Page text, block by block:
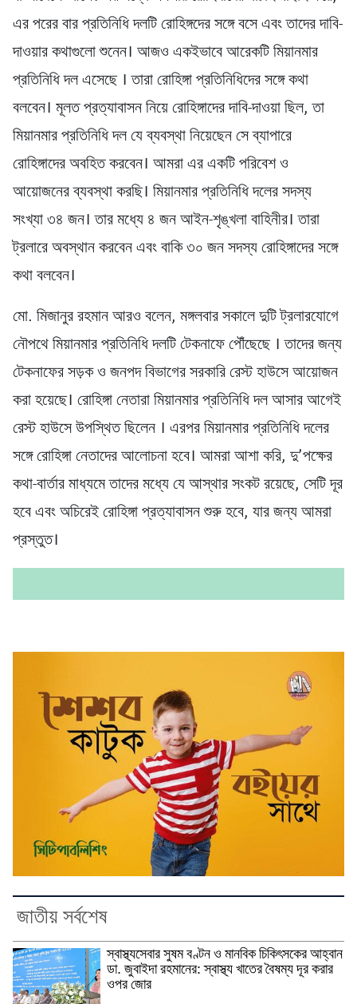
এর পরের বার প্রতিনিধি দলটি রোহিঙ্গদের সঙ্গে বসে এবং তাদের দাবি-
দাওয়ার কথাগুলো শুনেন। আজও একইভাবে আরেকটি মিয়ানমার
প্রতিনিধি দল এসেছে । তারা রোহিঙ্গা প্রতিনিধিদের সঙ্গে কথা
বলবেন। মূলত প্রত্যাবাসন নিয়ে রোহিঙ্গাদের দাবি-দাওয়া ছিল, তা
মিয়ানমার প্রতিনিধি দল যে ব্যবস্থা নিয়েছেন সে ব্যাপারে
রোহিঙ্গাদের অবহিত করবেন। আমরা এর একটি পরিবেশ ও
আয়োজনের ব্যবস্থা করছি। মিয়ানমার প্রতিনিধি দলের সদস্য
সংখ্যা ৩৪ জন। তার মধ্যে ৪ জন আইন-শৃঙ্খলা বাহিনীর। তারা
ট্রলারে অবস্থান করবেন এবং বাকি ৩০ জন সদস্য রোহিঙ্গাদের সঙ্গে
কথা বলবেন।
মো. মিজানুর রহমান আরও বলেন, মঙ্গলবার সকালে দুটি ট্রলারযোগে
নৌপথে মিয়ানমার প্রতিনিধি দলটি টেকনাফে পৌঁছেছে । তাদের জন্য
টেকনাফের সড়ক ও জনপদ বিভাগের সরকারি রেস্ট হাউসে আয়োজন
করা হয়েছে। রোহিঙ্গা নেতারা মিয়ানমার প্রতিনিধি দল আসার আগেই
রেস্ট হাউসে উপস্থিত ছিলেন । এরপর মিয়ানমার প্রতিনিধি দলের
সঙ্গে রোহিঙ্গা নেতাদের আলোচনা হবে। আমরা আশা করি, দু’পক্ষের
কথা-বার্তার মাধ্যমে তাদের মধ্যে যে আস্থার সংকট রয়েছে, সেটি দূর
হবে এবং অচিরেই রোহিঙ্গা প্রত্যাবাসন শুরু হবে, যার জন্য আমরা
প্রস্তুত।
জাতীয় সর্বশেষ
স্বাস্থ্যসেবার সুষম বণ্টন ও মানবিক চিকিৎসকের আহ্বান
ডা. জুবাইদা রহমানের: স্বাস্থ্য খাতের বৈষম্য দূর করার
ওপর জোর